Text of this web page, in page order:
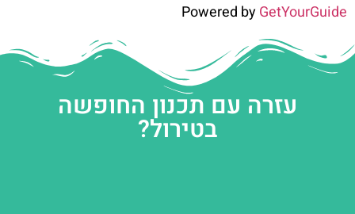
Powered byGetYourGuide
עזרה עם תכנון החופשה
בטירול?